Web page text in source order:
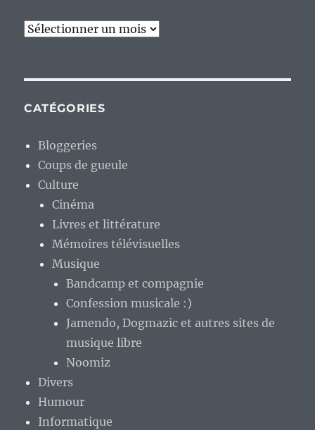
Archives
CATÉGORIES
Bloggeries
Coups de gueule
Culture
Cinéma
Livres et littérature
Mémoires télévisuelles
Musique
Bandcamp et compagnie
Confession musicale :)
Jamendo, Dogmazic et autres sites de
musique libre
Noomiz
Divers
Humour
Informatique